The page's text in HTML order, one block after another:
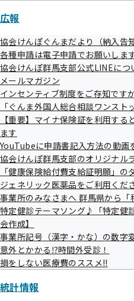
広報
協会けんぽぐんまだより（納入告
各種申請は電子申請でお願いしま
協会けんぽ群馬支部公式LINEにつ
メールマガジン
インセンティブ制度をご存知です
「ぐんま外国人総合相談ワンス
【重要】マイナ保険証を利用す
ます
YouTubeに申請書記入方法の動画
協会けんぽ群馬支部のオリジナル
「健康保険給付費支給証明願」の
ジェネリック医薬品をご利用くだ
事業所のみなさまへ 群馬県から
特定健診テーマソング♪「特定健
会作成】
事業所記号（漢字・かな）の数字
意外とかかる⁉時間外受診！
損をしない医療費のススメ!!
統計情報
報道関係者によるカメラ
す。
担当
＜お問い合わせ先＞
全国健康保険協会（協会け
プ
電話：027－219－2100（音
関連情報